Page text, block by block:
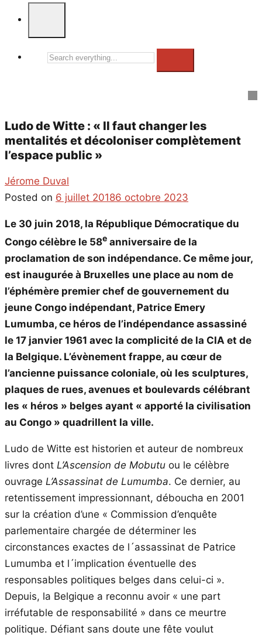
Search
Ludo de Witte : « Il faut changer les
mentalités et décoloniser complètement
l’espace public »
Jérome Duval
Posted on 6 juillet 20186 octobre 2023
Le 30 juin 2018, la République Démocratique du
Congo célèbre le 58e anniversaire de la
proclamation de son indépendance. Ce même jour,
est inaugurée à Bruxelles une place au nom de
l’éphémère premier chef de gouvernement du
jeune Congo indépendant, Patrice Emery
Lumumba, ce héros de l’indépendance assassiné
le 17 janvier 1961 avec la complicité de la CIA et de
la Belgique. L’évènement frappe, au cœur de
l’ancienne puissance coloniale, où les sculptures,
plaques de rues, avenues et boulevards célébrant
les « héros » belges ayant « apporté la civilisation
au Congo » quadrillent la ville.
Ludo de Witte est historien et auteur de nombreux
livres dont L’Ascension de Mobutu ou le célèbre
ouvrage L’Assassinat de Lumumba. Ce dernier, au
retentissement impressionnant, déboucha en 2001
sur la création d’une « Commission d’enquête
parlementaire chargée de déterminer les
circonstances exactes de l´assassinat de Patrice
Lumumba et l´implication éventuelle des
responsables politiques belges dans celui-ci ».
Depuis, la Belgique a reconnu avoir « une part
irréfutable de responsabilité » dans ce meurtre
politique. Défiant sans doute une fête voulut